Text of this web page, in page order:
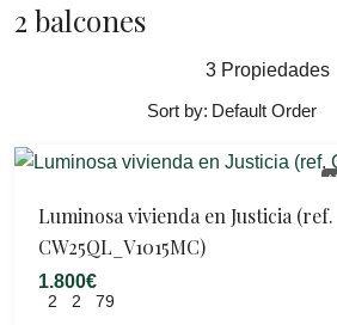
2 balcones
3 Propiedades
Sort by:
Luminosa vivienda en Justicia (ref.
CW25QL_V1015MC)
1.800€
2 2 79